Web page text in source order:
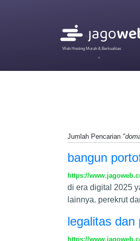
Web Hosting Murah & Berkualitas
Jumlah Pencarian
bangun
https://
di era digital 2025
lainnya. perekrut
legalitas dan
https://